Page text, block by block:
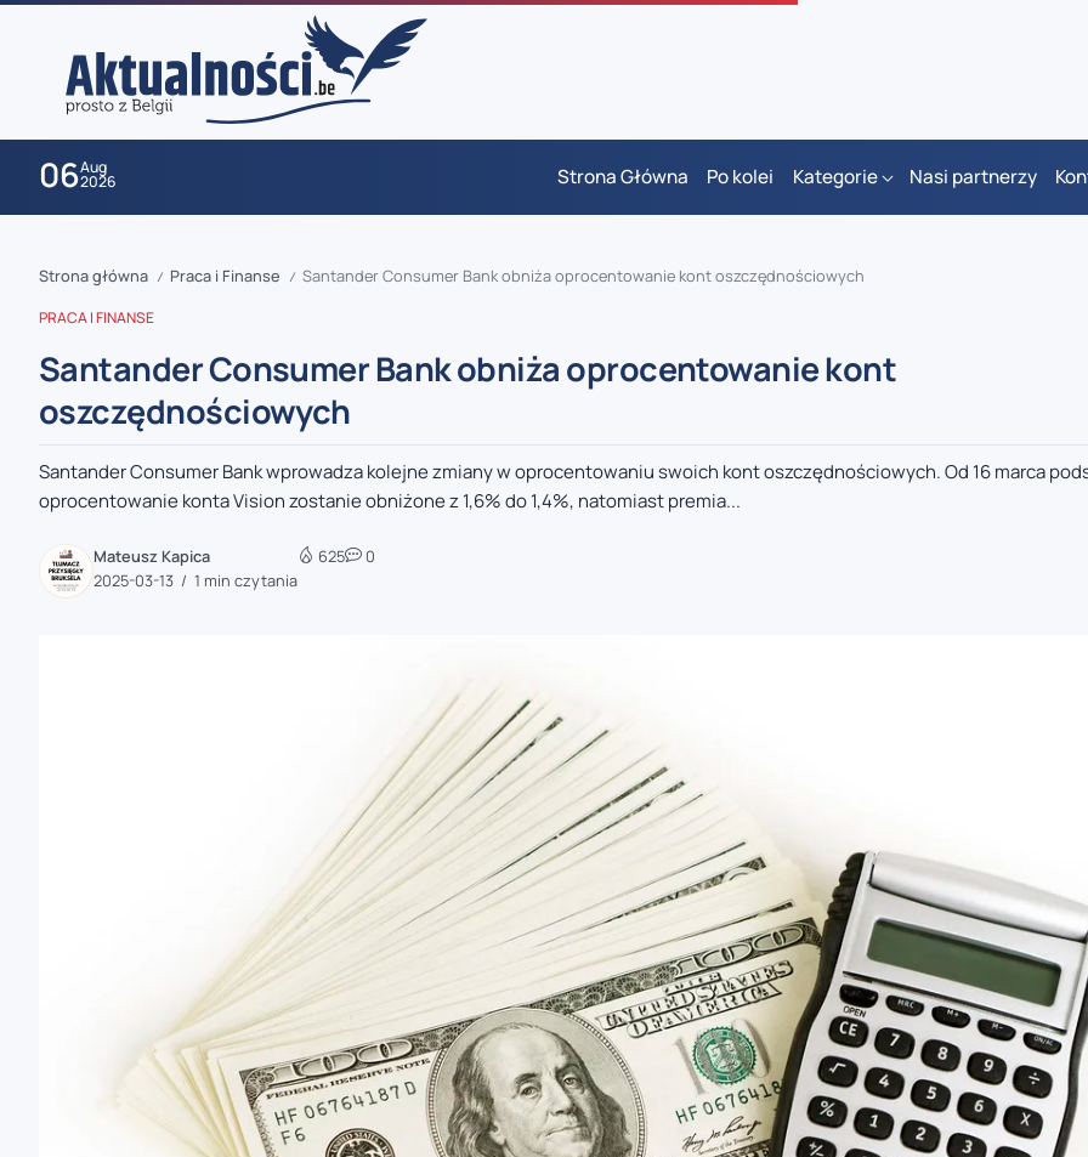
06Aug
2026 Strona Główna Po kolei Kategorie Nasi partnerzy
zaobserwuj nas
zaobserwuj nas
Strona główna / Praca i Finanse / Santander Consumer Bank obniża oprocentowanie kont oszczędnościowych
PRACA I FINANSE
Santander Consumer Bank obniża oprocentowanie kont
oszczędnościowych
Santander Consumer Bank wprowadza kolejne zmiany w oprocentowaniu swoich kont oszczędnościowych. Od 16 marca
oprocentowanie konta Vision zostanie obniżone z 1,6% do 1,4%, natomiast premia...
Mateusz Kapica
2025-03-13
1 min czytania
625 0